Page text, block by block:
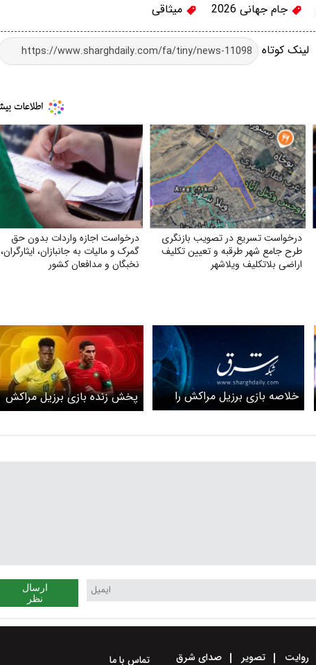
جام جهانی 2026 میثاقی
لینک کوتاه
درخواست تسریع در تصویب بازنگری
طرح جامع شهر طرقبه و تعیین تکلیف
اراضی بلاتکلیف ویلاشهر
درخواست اجازه واردات بدون حق
گمرک و مالیات به جانبازان، ایثارگران،
نخبگان و مدافعان کشور
خلاصه بازی برزیل مراکش را
ببینید + ویدیو
پخش زنده بازی برزیل مراکش
را ببینید + لینک
ارسال
نظر
روایت تصویر صدای شرق تماس با ما